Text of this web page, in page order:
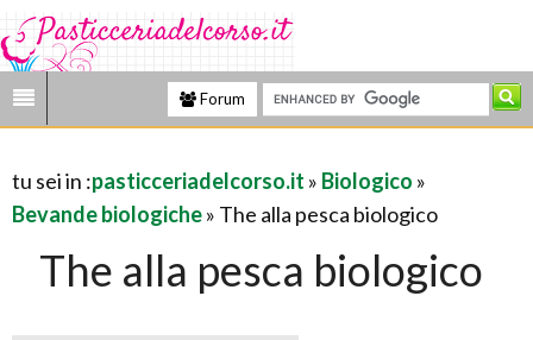
Forum
tu sei in :pasticceriadelcorso.it » Biologico »
Bevande biologiche» The alla pesca biologico
The alla pesca biologico